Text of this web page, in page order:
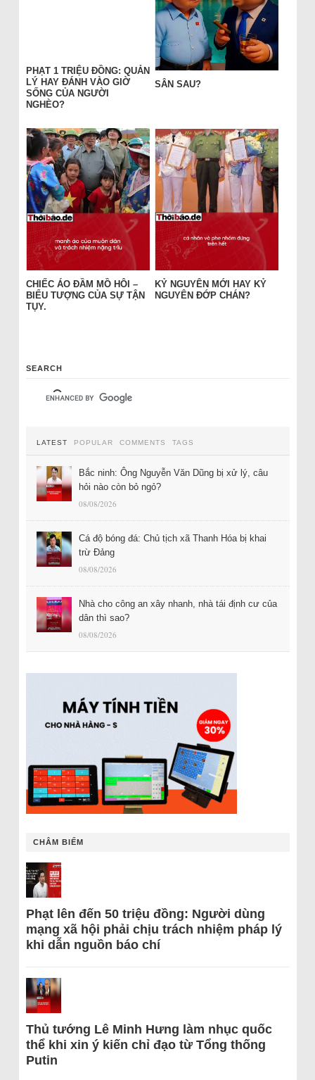
PHẠT 1 TRIỆU ĐỒNG: QUẢN
LÝ HAY ĐÁNH VÀO GIỜ
SỐNG CỦA NGƯỜI
NGHÈO?
SÂN SAU?
CHIẾC ÁO ĐẦM MỒ HÔI –
BIỂU TƯỢNG CỦA SỰ TẬN
TỤY.
KỶ NGUYÊN MỚI HAY KỶ
NGUYÊN ĐỚP CHÁN?
SEARCH
LATEST POPULAR COMMENTS TAGS
Bắc ninh: Ông Nguyễn Văn Dũng bị xử lý, câu
hỏi nào còn bỏ ngỏ?
08/08/2026
Cá độ bóng đá: Chủ tịch xã Thanh Hóa bị khai
trừ Đảng
08/08/2026
Nhà cho công an xây nhanh, nhà tái định cư của
dân thì sao?
08/08/2026
CHÂM BIẾM
Phạt lên đến 50 triệu đồng: Người dùng
mạng xã hội phải chịu trách nhiệm pháp lý
khi dẫn nguồn báo chí
Thủ tướng Lê Minh Hưng làm nhục quốc
thể khi xin ý kiến chỉ đạo từ Tổng thống
Putin